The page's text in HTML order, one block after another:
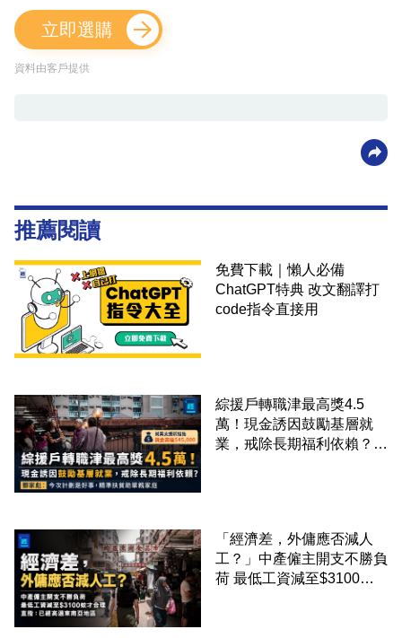
立即選購
資料由客戶提供
推薦閱讀
免費下載｜懶人必備
ChatGPT特典 改文翻譯打
code指令直接用
綜援戶轉職津最高獎4.5
萬！現金誘因鼓勵基層就
業，戒除長期福利依賴？鄧
「經濟差，外傭應否減人
工？」中產僱主開支不勝負
荷 最低工資減至$3100蚊